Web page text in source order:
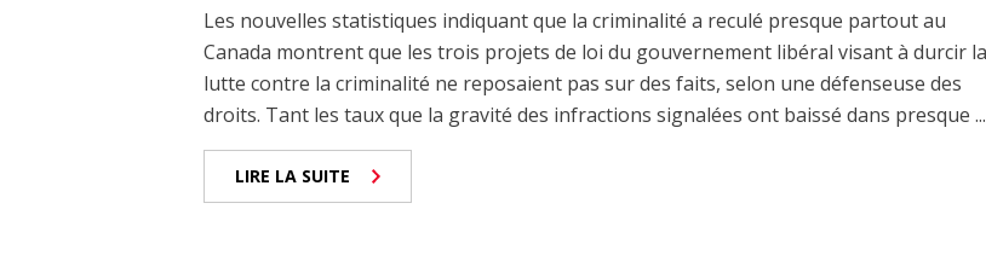
Les nouvelles statistiques indiquant que la criminalité a reculé presque partout au
Canada montrent que les trois projets de loi du gouvernement libéral visant à durcir la
lutte contre la criminalité ne reposaient pas sur des faits, selon une défenseuse des
droits. Tant les taux que la gravité des infractions signalées ont baissé dans presque ...
LIRE LA SUITE